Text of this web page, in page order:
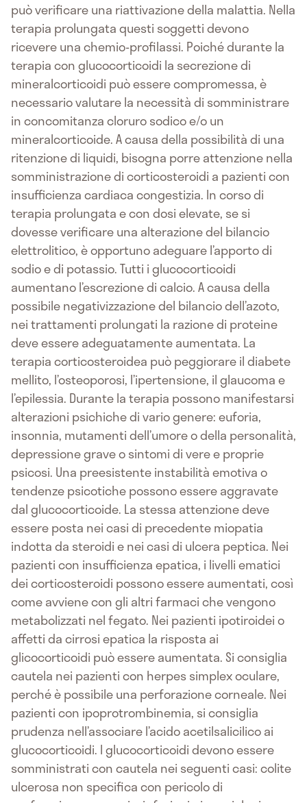
può verificare una riattivazione della malattia. Nella
terapia prolungata questi soggetti devono
ricevere una chemio-profilassi. Poiché durante la
terapia con glucocorticoidi la secrezione di
mineralcorticoidi può essere compromessa, è
necessario valutare la necessità di somministrare
in concomitanza cloruro sodico e/o un
mineralcorticoide. A causa della possibilità di una
ritenzione di liquidi, bisogna porre attenzione nella
somministrazione di corticosteroidi a pazienti con
insufficienza cardiaca congestizia. In corso di
terapia prolungata e con dosi elevate, se si
dovesse verificare una alterazione del bilancio
elettrolitico, è opportuno adeguare l’apporto di
sodio e di potassio. Tutti i glucocorticoidi
aumentano l’escrezione di calcio. A causa della
possibile negativizzazione del bilancio dell’azoto,
nei trattamenti prolungati la razione di proteine
deve essere adeguatamente aumentata. La
terapia corticosteroidea può peggiorare il diabete
mellito, l’osteoporosi, l’ipertensione, il glaucoma e
l’epilessia. Durante la terapia possono manifestarsi
alterazioni psichiche di vario genere: euforia,
insonnia, mutamenti dell’umore o della personalità,
depressione grave o sintomi di vere e proprie
psicosi. Una preesistente instabilità emotiva o
tendenze psicotiche possono essere aggravate
dal glucocorticoide. La stessa attenzione deve
essere posta nei casi di precedente miopatia
indotta da steroidi e nei casi di ulcera peptica. Nei
pazienti con insufficienza epatica, i livelli ematici
dei corticosteroidi possono essere aumentati, così
come avviene con gli altri farmaci che vengono
metabolizzati nel fegato. Nei pazienti ipotiroidei o
affetti da cirrosi epatica la risposta ai
glicocorticoidi può essere aumentata. Si consiglia
cautela nei pazienti con herpes simplex oculare,
perché è possibile una perforazione corneale. Nei
pazienti con ipoprotrombinemia, si consiglia
prudenza nell’associare l’acido acetilsalicilico ai
glucocorticoidi. I glucocorticoidi devono essere
somministrati con cautela nei seguenti casi: colite
ulcerosa non specifica con pericolo di